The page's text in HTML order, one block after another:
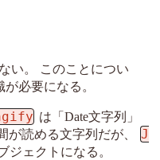
い。 このことについ
必要になる。
は「Date文字列」
読める文字列だが、
J
ジェクトになる。